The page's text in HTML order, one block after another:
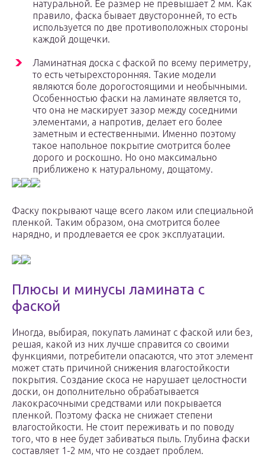
натуральной. Ее размер не превышает 2 мм. Как
правило, фаска бывает двусторонней, то есть
используется по две противоположных стороны
каждой дощечки.
Ламинатная доска с фаской по всему периметру,
то есть четырехсторонняя. Такие модели
являются боле дорогостоящими и необычными.
Особенностью фаски на ламинате является то,
что она не маскирует зазор между соседними
элементами, а напротив, делает его более
заметным и естественными. Именно поэтому
такое напольное покрытие смотрится более
дорого и роскошно. Но оно максимально
приближено к натуральному, дощатому.
Фаску покрывают чаще всего лаком или специальной
пленкой. Таким образом, она смотрится более
нарядно, и продлевается ее срок эксплуатации.
Плюсы и минусы ламината с
фаской
Иногда, выбирая, покупать ламинат с фаской или без,
решая, какой из них лучше справится со своими
функциями, потребители опасаются, что этот элемент
может стать причиной снижения влагостойкости
покрытия. Создание скоса не нарушает целостности
доски, он дополнительно обрабатывается
лакокрасочными средствами или покрывается
пленкой. Поэтому фаска не снижает степени
влагостойкости. Не стоит переживать и по поводу
того, что в нее будет забиваться пыль. Глубина фаски
составляет 1-2 мм, что не создает проблем.